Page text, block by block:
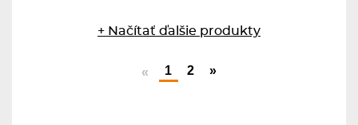
+ Načítať ďalšie produkty
« 1 2 »